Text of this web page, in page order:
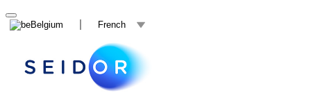
Belgium French